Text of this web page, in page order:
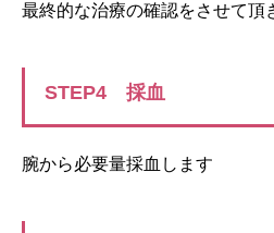
最終的な治療の確認をさせて頂
STEP4 採血
腕から必要量採血します